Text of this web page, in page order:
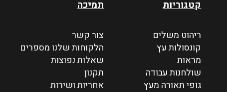
קטגוריות
ריהוט משלים
קונסולות עץ
מראות
שולחנות עבודה
גופי תאורה מעץ
תמיכה
צור קשר
הלקוחות שלנו מספרים
שאלות נפוצות
תקנון
אחריות ושירות